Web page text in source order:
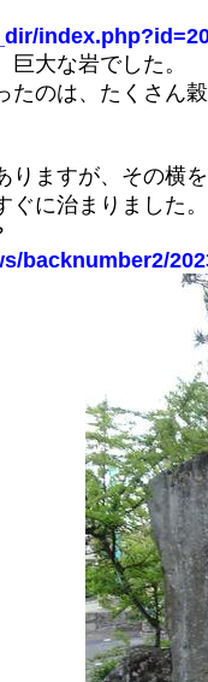
大な岩でした。
のは、たくさん
りますが、その横
に治まりました。
backnumber2/